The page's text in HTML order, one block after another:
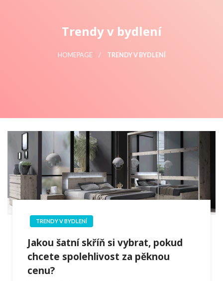
Trendy v bydlení
HOMEPAGE TRENDY V BYDLENÍ
TRENDY V BYDLENÍ
Jakou šatní skříň si vybrat, pokud
chcete spolehlivost za pěknou
cenu?